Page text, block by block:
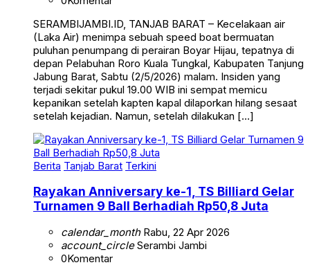
(Laka Air) menimpa sebuah speed boat bermuatan
puluhan penumpang di perairan Boyar Hijau, tepatnya di
depan Pelabuhan Roro Kuala Tungkal, Kabupaten Tanjung
Jabung Barat, Sabtu (2/5/2026) malam. Insiden yang
terjadi sekitar pukul 19.00 WIB ini sempat memicu
kepanikan setelah kapten kapal dilaporkan hilang sesaat
setelah kejadian. Namun, setelah dilakukan […]
Berita Tanjab Barat Terkini
Turnamen 9 Ball Berhadiah Rp50,8 Juta
account_circleSerambi Jambi
0Komentar